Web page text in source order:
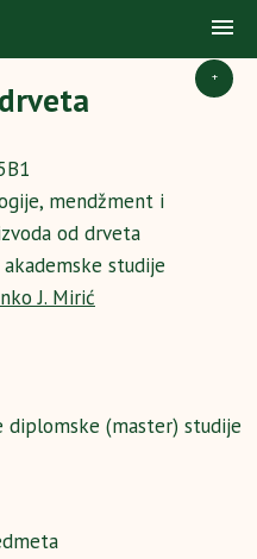
+
mendžment i
od drveta
studije
J. Mirić
diplomske (master) studije